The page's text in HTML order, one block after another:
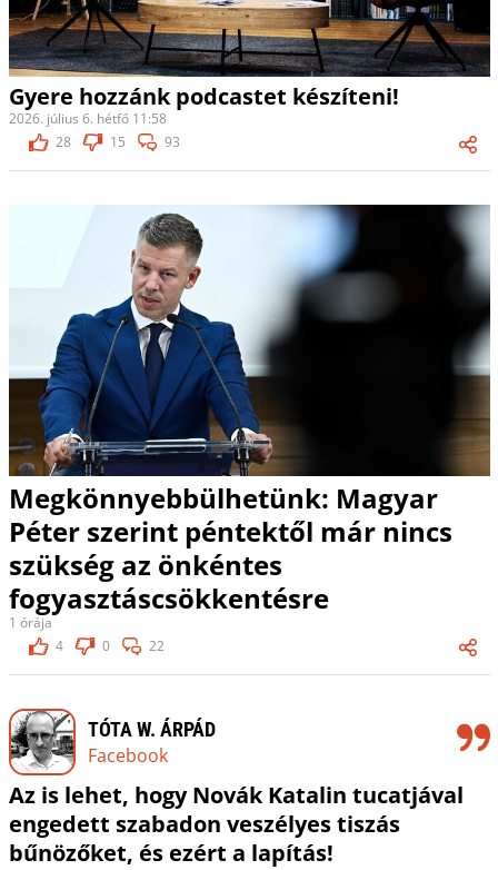
Gyere hozzánk podcastet készíteni!
2026. július 6. hétfő 11:58
28
15 93
Megkönnyebbülhetünk: Magyar
Péter szerint péntektől már nincs
szükség az önkéntes
fogyasztáscsökkentésre
1 órája
4
0 22
TÓTA W. ÁRPÁD
Facebook
Az is lehet, hogy Novák Katalin tucatjával
engedett szabadon veszélyes tiszás
bűnözőket, és ezért a lapítás!